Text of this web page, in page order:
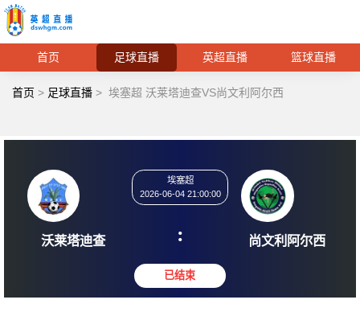
首页 足球直播 英超直播 篮球直播
首页 > 足球直播 > 埃塞超 沃莱塔迪查VS尚文利阿尔西
沃莱塔迪查
2026-06-04 21:00:00
: 尚文利